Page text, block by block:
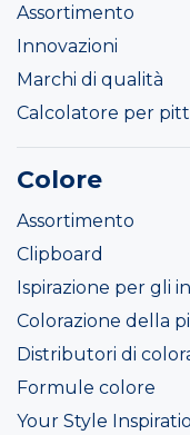
Assortimento
Innovazioni
Marchi di qualità
Calcolatore per
Colore
Assortimento
Clipboard
Ispirazione per gli
Colorazione della
Distributori di
Formule colore
Your Style